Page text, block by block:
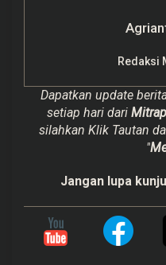
Redaksi
Dapatkan update
setiap hari dari
silahkan Klik Tautan
"
Jangan lupa